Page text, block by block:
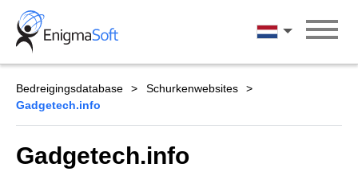
Skip
content
Nederlands
Bedreigingsdatabase
Schurkenwebsites
Gadgetech.info
Gadgetech.info